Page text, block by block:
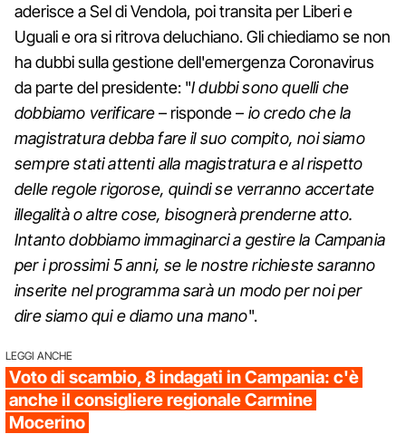
aderisce a Sel di Vendola, poi transita per Liberi e
Uguali e ora si ritrova deluchiano. Gli chiediamo se non
ha dubbi sulla gestione dell'emergenza Coronavirus
da parte del presidente: "I dubbi sono quelli che
dobbiamo verificare– risponde – io credo che la
magistratura debba fare il suo compito, noi siamo
sempre stati attenti alla magistratura e al rispetto
delle regole rigorose, quindi se verranno accertate
illegalità o altre cose, bisognerà prenderne atto.
Intanto dobbiamo immaginarci a gestire la Campania
per i prossimi 5 anni, se le nostre richieste saranno
inserite nel programma sarà un modo per noi per
dire siamo qui e diamo una mano".
LEGGI ANCHE
Voto di scambio, 8 indagati in Campania: c'è
anche il consigliere regionale Carmine
Mocerino